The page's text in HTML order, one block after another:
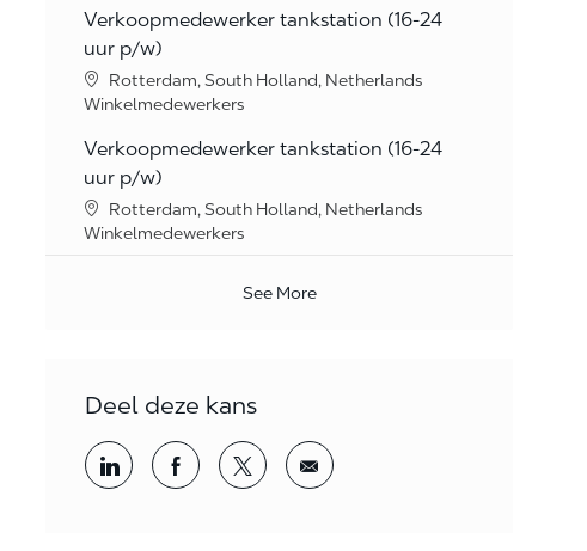
Verkoopmedewerker tankstation (16-24
uur p/w)
Location
Rotterdam, South Holland, Netherlands
Category
Winkelmedewerkers
Verkoopmedewerker tankstation (16-24
uur p/w)
Location
Rotterdam, South Holland, Netherlands
Category
Winkelmedewerkers
See More
Deel deze kans
Share via LinkedInShare via Facebook
Share via twitterShare via email